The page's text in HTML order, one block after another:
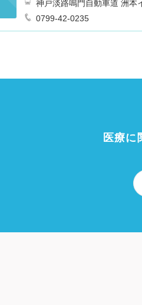
0799-42-0235
医療に